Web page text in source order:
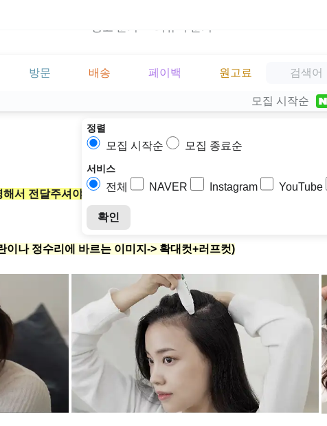
방문 배송 페이백 원고료
모집 시작순
정렬
모집 시작순 모집 종료순
서비스
전체 NAVER Instagram YouTube
확인
서 전달주셔야 합니다!(총 9장이상)
이나 정수리에 바르는 이미지-> 확대컷+러프컷)